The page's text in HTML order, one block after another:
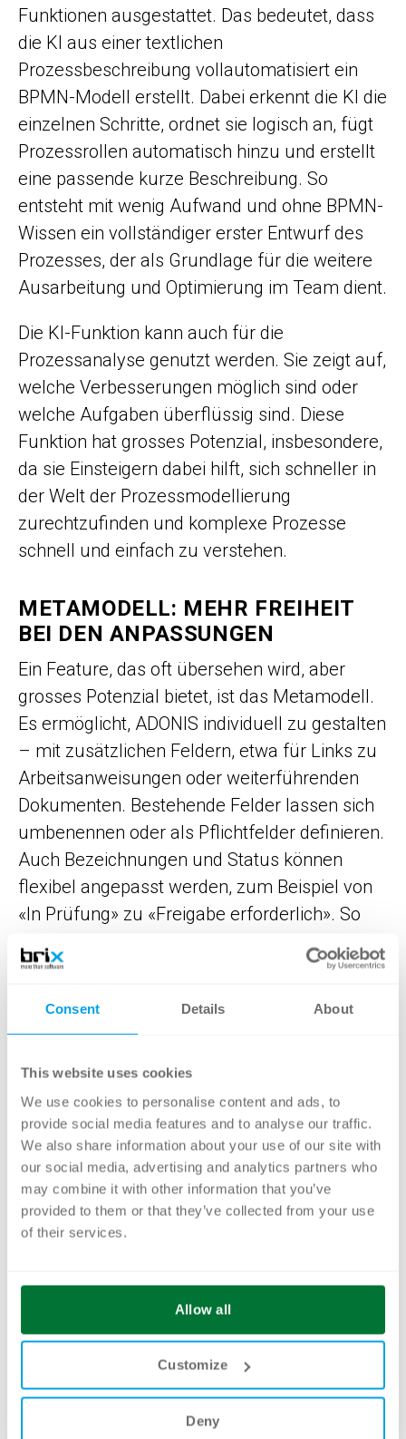
Consent Details About
This website uses cookies
We use cookies to personalise content and ads, to
provide social media features and to analyse our traffic.
We also share information about your use of our site with
our social media, advertising and analytics partners who
may combine it with other information that you’ve
provided to them or that they’ve collected from your use
of their services.
Allow all
Customize
Deny
Funktionen ausgestattet. Das bedeutet, dass
die KI aus einer textlichen
Prozessbeschreibung vollautomatisiert ein
BPMN-Modell erstellt. Dabei erkennt die KI die
einzelnen Schritte, ordnet sie logisch an, fügt
Prozessrollen automatisch hinzu und erstellt
eine passende kurze Beschreibung. So
entsteht mit wenig Aufwand und ohne BPMN-
Wissen ein vollständiger erster Entwurf des
Prozesses, der als Grundlage für die weitere
Ausarbeitung und Optimierung im Team dient.
Die KI-Funktion kann auch für die
Prozessanalyse genutzt werden. Sie zeigt auf,
welche Verbesserungen möglich sind oder
welche Aufgaben überflüssig sind. Diese
Funktion hat grosses Potenzial, insbesondere,
da sie Einsteigern dabei hilft, sich schneller in
der Welt der Prozessmodellierung
zurechtzufinden und komplexe Prozesse
schnell und einfach zu verstehen.
METAMODELL: MEHR FREIHEIT
BEI DEN ANPASSUNGEN
Ein Feature, das oft übersehen wird, aber
grosses Potenzial bietet, ist das Metamodell.
Es ermöglicht, ADONIS individuell zu gestalten
– mit zusätzlichen Feldern, etwa für Links zu
Arbeitsanweisungen oder weiterführenden
Dokumenten. Bestehende Felder lassen sich
umbenennen oder als Pflichtfelder definieren.
Auch Bezeichnungen und Status können
flexibel angepasst werden, zum Beispiel von
«In Prüfung» zu «Freigabe erforderlich». So
passt sich ADONIS optimal an die eigene
Arbeitsweise an.
Mit ADONIS 17 macht BOC einen grossen
benutzer­freundlicheren Prozessmodellierung.
Ob der einfache Einstieg mit dem Prozess-
Drafter, die Unterstützung durch KI oder die
Freiheit beim Anpassen des Metamodells –
die neuen Funktionen bringen frischen Wind in